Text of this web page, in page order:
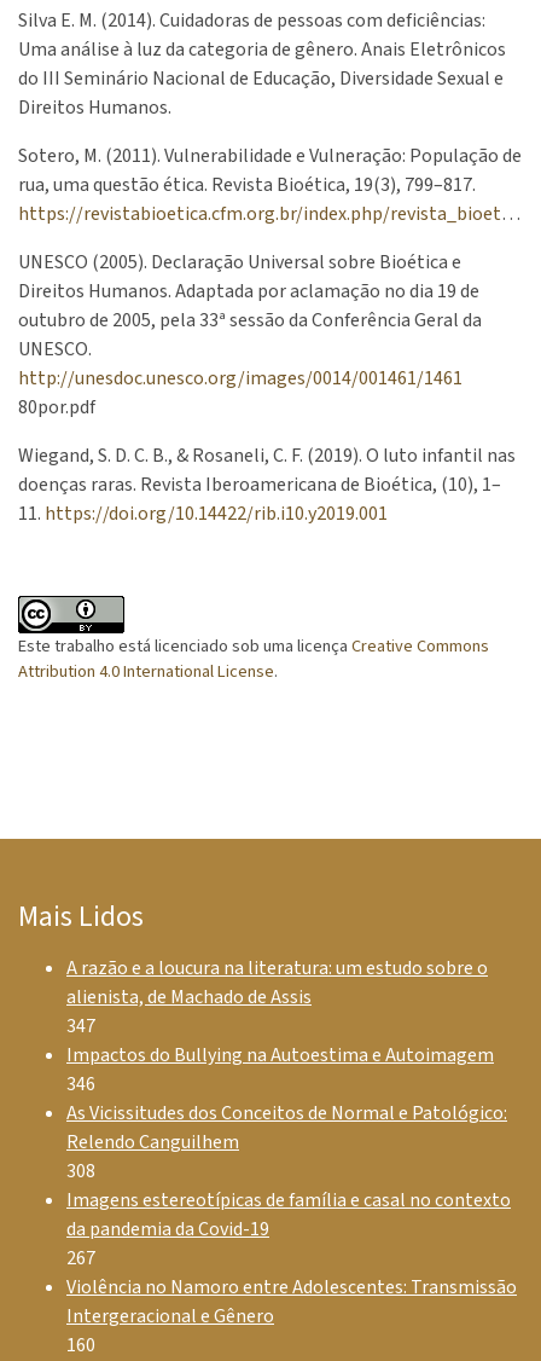
Silva E. M. (2014). Cuidadoras de pessoas com deficiências:
Uma análise à luz da categoria de gênero. Anais Eletrônicos
do III Seminário Nacional de Educação, Diversidade Sexual e
Direitos Humanos.
Sotero, M. (2011). Vulnerabilidade e Vulneração: População de
rua, uma questão ética. Revista Bioética, 19(3), 799–817.
https://revistabioetica.cfm.org.br/index.php/revista_bioetica/article/view/677/709
UNESCO (2005). Declaração Universal sobre Bioética e
Direitos Humanos. Adaptada por aclamação no dia 19 de
outubro de 2005, pela 33ª sessão da Conferência Geral da
UNESCO.
http://unesdoc.unesco.org/images/0014/001461/1461
80por.pdf
Wiegand, S. D. C. B., & Rosaneli, C. F. (2019). O luto infantil nas
doenças raras. Revista Iberoamericana de Bioética, (10), 1–
11. https://doi.org/10.14422/rib.i10.y2019.001
Este trabalho está licenciado sob uma licençaCreative Commons
Attribution 4.0 International License.
Mais Lidos
A razão e a loucura na literatura: um estudo sobre o
alienista, de Machado de Assis
347
Impactos do Bullying na Autoestima e Autoimagem
346
As Vicissitudes dos Conceitos de Normal e Patológico:
Relendo Canguilhem
308
Imagens estereotípicas de família e casal no contexto
da pandemia da Covid-19
267
Violência no Namoro entre Adolescentes: Transmissão
Intergeracional e Gênero
160